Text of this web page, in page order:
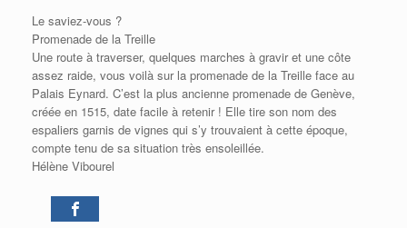
Le saviez-vous ?
Promenade de la Treille
Une route à traverser, quelques marches à gravir et une côte
assez raide, vous voilà sur la promenade de la Treille face au
Palais Eynard. C’est la plus ancienne promenade de Genève,
créée en 1515, date facile à retenir ! Elle tire son nom des
espaliers garnis de vignes qui s’y trouvaient à cette époque,
compte tenu de sa situation très ensoleillée.
Hélène Vibourel